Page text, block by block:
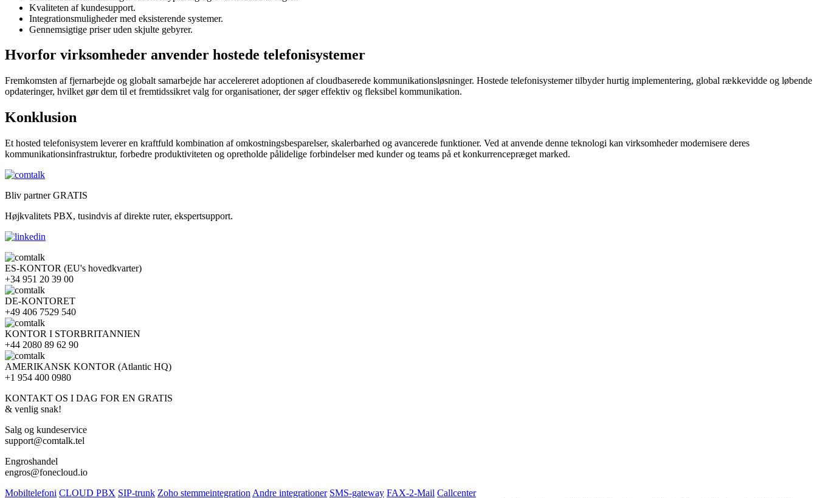
Kvaliteten af ​​kundesupport.
Integrationsmuligheder med eksisterende systemer.
Gennemsigtige priser uden skjulte gebyrer.
Hvorfor virksomheder anvender hostede telefonisystemer
Fremkomsten af ​​fjernarbejde og globalt samarbejde har accelereret adoptionen af ​​cloudbaserede kommunikationsløsninger. Hostede telefonisystemer tilbyder hurtig implementering, global rækkevidde og løbende
opdateringer, hvilket gør dem til et fremtidssikret valg for organisationer, der søger effektiv og fleksibel kommunikation.
Konklusion
Et hosted telefonisystem leverer en kraftfuld kombination af omkostningsbesparelser, skalerbarhed og avancerede funktioner. Ved at anvende denne teknologi kan virksomheder modernisere deres
kommunikationsinfrastruktur, forbedre produktiviteten og opretholde pålidelige forbindelser med kunder og teams på et konkurrencepræget marked.
Bliv partner GRATIS
Højkvalitets PBX, tusindvis af direkte ruter, ekspertsupport.
ES-KONTOR (EU's hovedkvarter)
+34 951 20 39 00
DE-KONTORET
+49 406 7529 540
KONTOR I STORBRITANNIEN
+44 2080 89 62 90
AMERIKANSK KONTOR (Atlantic HQ)
+1 954 400 0980
KONTAKT OS I DAG FOR EN GRATIS
& venlig snak!
Salg og kundeservice
support@comtalk.tel
Engroshandel
engros@fonecloud.io
Mobiltelefoni CLOUD PBX SIP-trunk Zoho stemmeintegration Andre integrationer SMS-gateway FAX-2-Mail Callcenter